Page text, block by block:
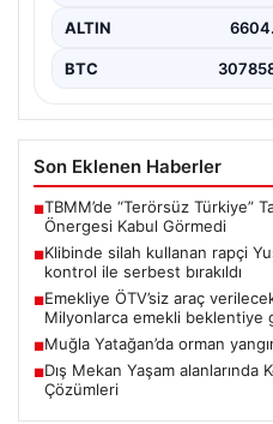
ALTIN
BTC
Son Eklenen Haberler
■TBMM’de “Terörsüz Türkiye”
Önergesi Kabul Görmedi
■Klibinde silah kullanan rapçi
kontrol ile serbest bırakıldı
■Emekliye ÖTV’siz araç
Milyonlarca emekli beklentiye
■Muğla Yatağan’da orman
■Dış Mekan Yaşam alanlarında
Çözümleri